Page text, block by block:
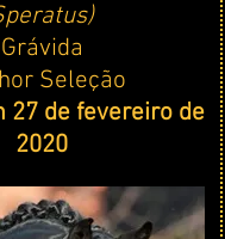
Grávida
Seleção
27 de fevereiro de
2020